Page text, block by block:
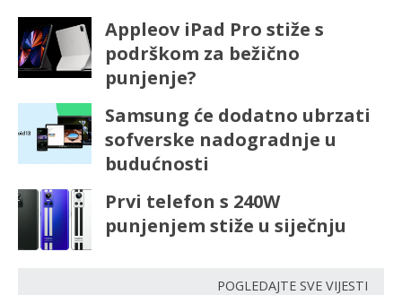
Appleov iPad Pro stiže s
podrškom za bežično
punjenje?
Samsung će dodatno ubrzati
sofverske nadogradnje u
budućnosti
Prvi telefon s 240W
punjenjem stiže u siječnju
POGLEDAJTE SVE VIJESTI